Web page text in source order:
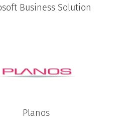
Business Solution
Planos